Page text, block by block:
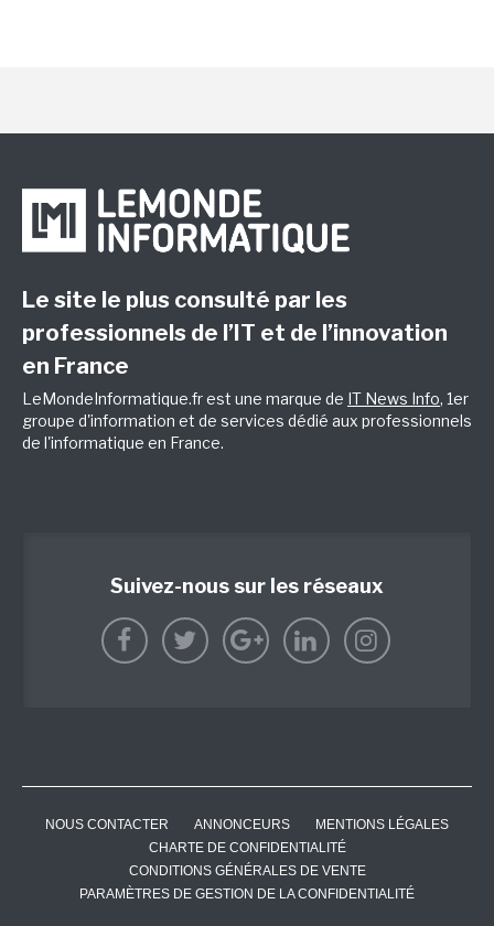
Le site le plus consulté par les
professionnels de l’IT et de l’innovation
en France
LeMondeInformatique.fr est une marque de IT News Info, 1er
groupe d'information et de services dédié aux professionnels
de l'informatique en France.
Suivez-nous sur les réseaux
NOUS CONTACTER ANNONCEURS
MENTIONS LÉGALES
CHARTE DE CONFIDENTIALITÉ
CONDITIONS GÉNÉRALES DE VENTE
PARAMÈTRES DE GESTION DE LA CONFIDENTIALITÉ